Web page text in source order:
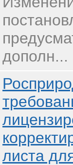
дополн...
листа